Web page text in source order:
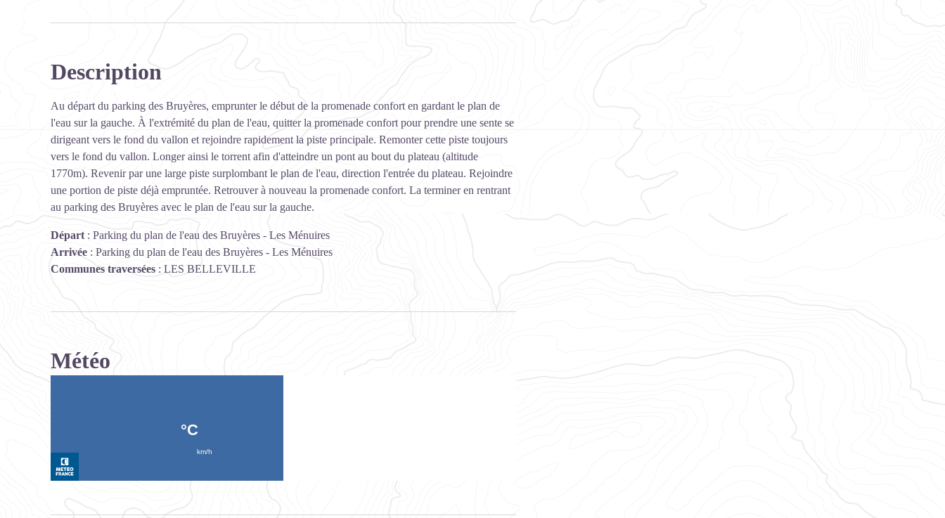
Description
Au départ du parking des Bruyères, emprunter le début de la promenade confort en gardant le plan de
l'eau sur la gauche. À l'extrémité du plan de l'eau, quitter la promenade confort pour prendre une sente se
dirigeant vers le fond du vallon et rejoindre rapidement la piste principale. Remonter cette piste toujours
vers le fond du vallon. Longer ainsi le torrent afin d'atteindre un pont au bout du plateau (altitude
1770m). Revenir par une large piste surplombant le plan de l'eau, direction l'entrée du plateau. Rejoindre
une portion de piste déjà empruntée. Retrouver à nouveau la promenade confort. La terminer en rentrant
au parking des Bruyères avec le plan de l'eau sur la gauche.
Départ : Parking du plan de l'eau des Bruyères - Les Ménuires
Arrivée : Parking du plan de l'eau des Bruyères - Les Ménuires
Communes traversées : LES BELLEVILLE
Météo